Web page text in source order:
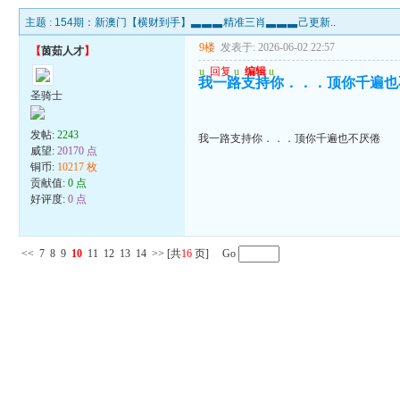
主题 : 154期：新澳门【横财到手】▃▃▃精准三肖▃▃▃己更新..
【茵茹人才】
圣骑士
发帖:2243
威望:20170 点
铜币: 10217 枚
贡献值:0 点
好评度:0 点
9楼 发表于: 2026-06-02 22:57
u 回复 u 编辑 u
我一路支持你．．．顶你千遍
我一路支持你．．．顶你千遍也不厌倦
<< 7 8 9 10 11 12 13 14 >> [共16 页] Go